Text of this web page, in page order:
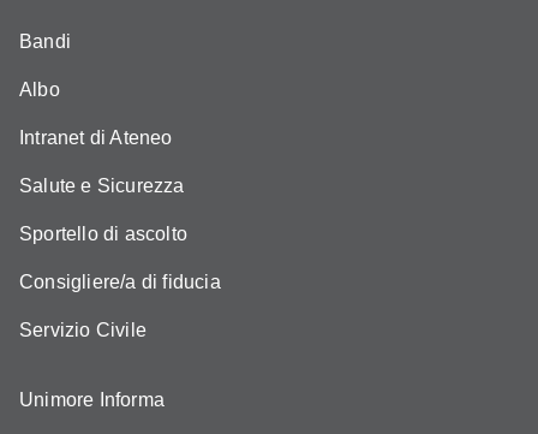
Bandi
Albo
Intranet di Ateneo
Salute e Sicurezza
Sportello di ascolto
Consigliere/a di fiducia
Servizio Civile
Unimore Informa